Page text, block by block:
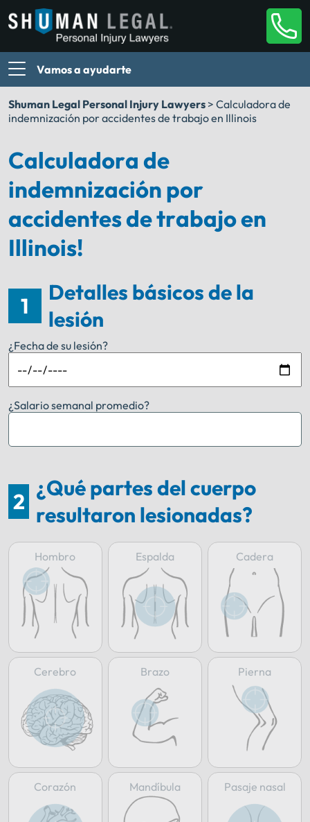
Vamos a ayudarte
Shuman Legal Personal Injury Lawyers > Calculadora de
indemnización por accidentes de trabajo en Illinois
Calculadora de
indemnización por
accidentes de trabajo en
Illinois!
1
Detalles básicos de la
lesión
¿Fecha de su lesión?
¿Salario semanal promedio?
2
¿Qué partes del cuerpo
resultaron lesionadas?
Hombro Espalda Cadera
Cerebro Brazo Pierna
Corazón Mandíbula Pasaje nasal